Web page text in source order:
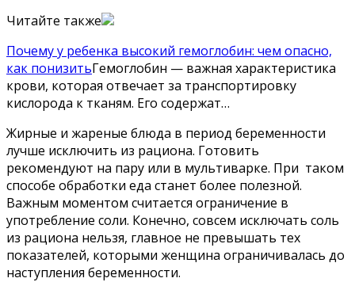
Читайте также
Почему у ребенка высокий гемоглобин: чем опасно,
как понизитьГемоглобин — важная характеристика
крови, которая отвечает за транспортировку
кислорода к тканям. Его содержат…
Жирные и жареные блюда в период беременности
лучше исключить из рациона. Готовить
рекомендуют на пару или в мультиварке. При таком
способе обработки еда станет более полезной.
Важным моментом считается ограничение в
употребление соли. Конечно, совсем исключать соль
из рациона нельзя, главное не превышать тех
показателей, которыми женщина ограничивалась до
наступления беременности.